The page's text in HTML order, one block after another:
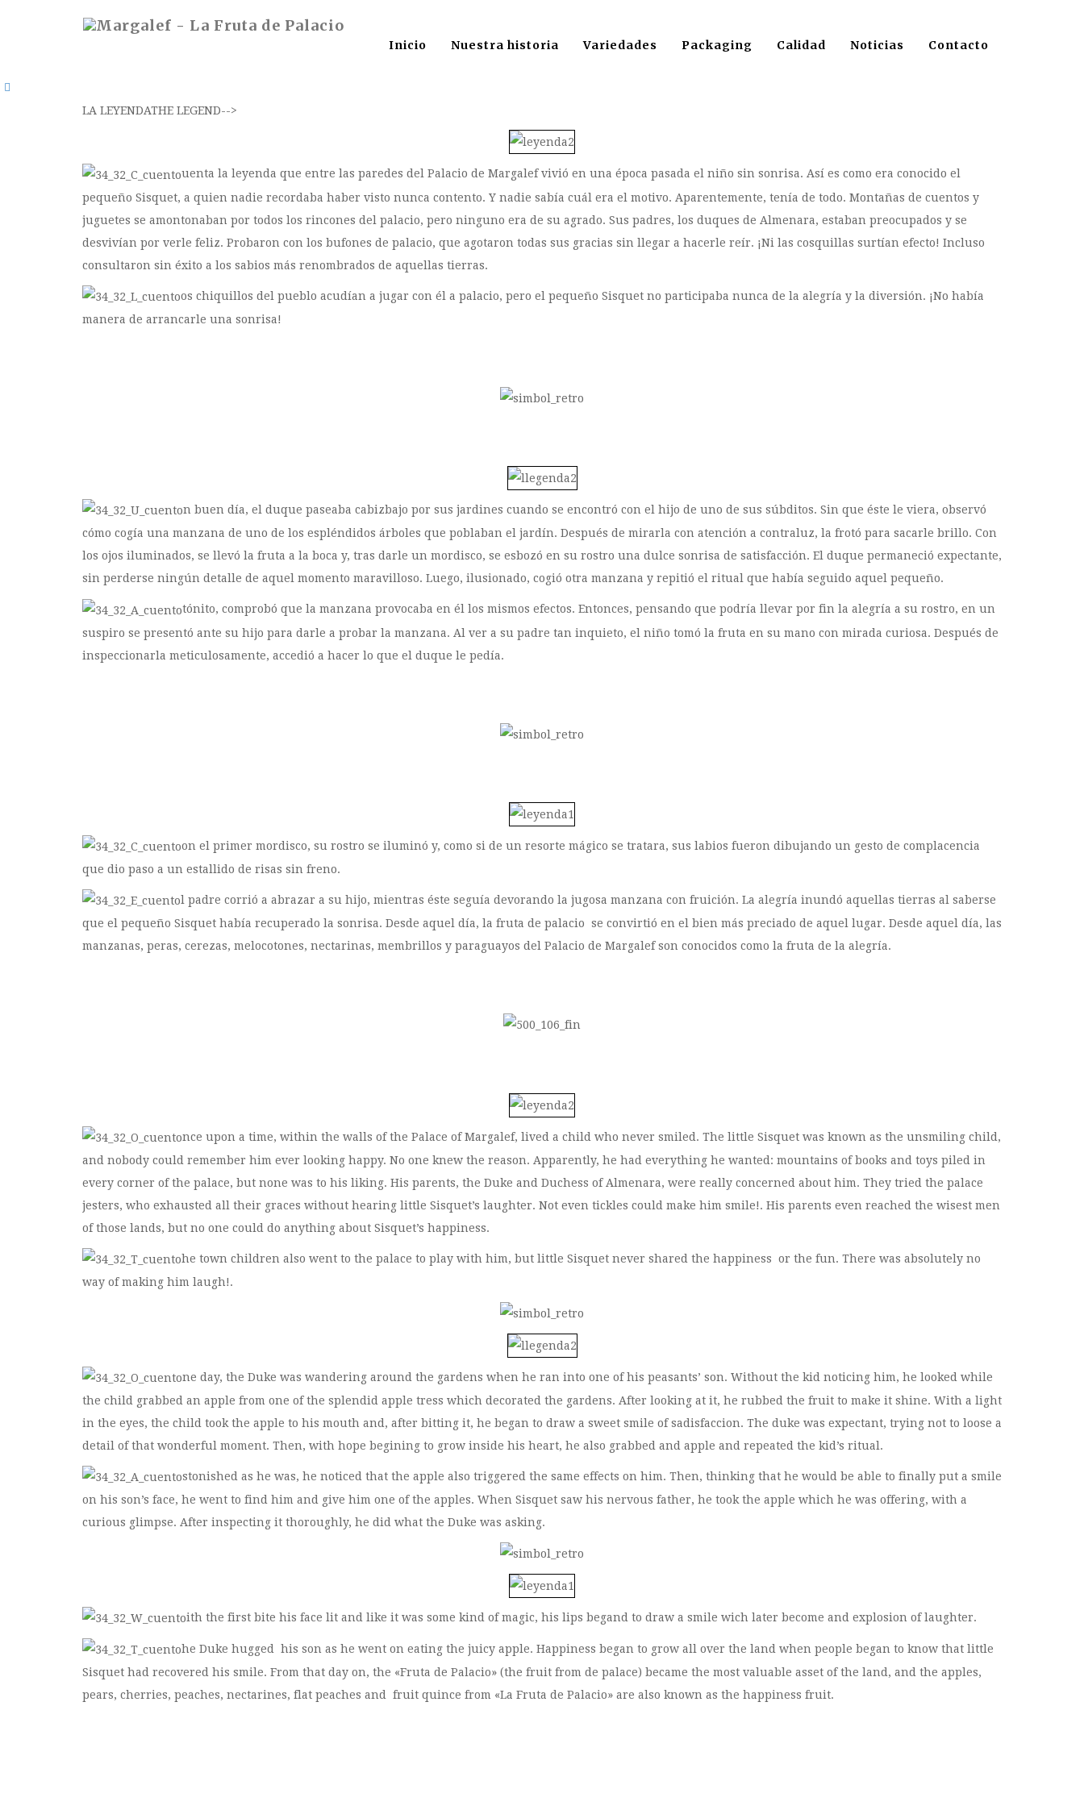
Inicio Nuestra historia Variedades Packaging Calidad Noticias Contacto
LA LEYENDATHE LEGEND-->
uenta la leyenda que entre las paredes del Palacio de Margalef vivió en una época pasada el niño sin sonrisa. Así es como era conocido el
pequeño Sisquet, a quien nadie recordaba haber visto nunca contento. Y nadie sabía cuál era el motivo. Aparentemente, tenía de todo. Montañas de cuentos y
juguetes se amontonaban por todos los rincones del palacio, pero ninguno era de su agrado. Sus padres, los duques de Almenara, estaban preocupados y se
desvivían por verle feliz. Probaron con los bufones de palacio, que agotaron todas sus gracias sin llegar a hacerle reír. ¡Ni las cosquillas surtían efecto! Incluso
consultaron sin éxito a los sabios más renombrados de aquellas tierras.
os chiquillos del pueblo acudían a jugar con él a palacio, pero el pequeño Sisquet no participaba nunca de la alegría y la diversión. ¡No había
manera de arrancarle una sonrisa!
n buen día, el duque paseaba cabizbajo por sus jardines cuando se encontró con el hijo de uno de sus súbditos. Sin que éste le viera, observó
cómo cogía una manzana de uno de los espléndidos árboles que poblaban el jardín. Después de mirarla con atención a contraluz, la frotó para sacarle brillo. Con
los ojos iluminados, se llevó la fruta a la boca y, tras darle un mordisco, se esbozó en su rostro una dulce sonrisa de satisfacción. El duque permaneció expectante,
sin perderse ningún detalle de aquel momento maravilloso. Luego, ilusionado, cogió otra manzana y repitió el ritual que había seguido aquel pequeño.
tónito, comprobó que la manzana provocaba en él los mismos efectos. Entonces, pensando que podría llevar por fin la alegría a su rostro, en un
suspiro se presentó ante su hijo para darle a probar la manzana. Al ver a su padre tan inquieto, el niño tomó la fruta en su mano con mirada curiosa. Después de
inspeccionarla meticulosamente, accedió a hacer lo que el duque le pedía.
on el primer mordisco, su rostro se iluminó y, como si de un resorte mágico se tratara, sus labios fueron dibujando un gesto de complacencia
que dio paso a un estallido de risas sin freno.
l padre corrió a abrazar a su hijo, mientras éste seguía devorando la jugosa manzana con fruición. La alegría inundó aquellas tierras al saberse
que el pequeño Sisquet había recuperado la sonrisa. Desde aquel día, la fruta de palacio se convirtió en el bien más preciado de aquel lugar. Desde aquel día, las
manzanas, peras, cerezas, melocotones, nectarinas, membrillos y paraguayos del Palacio de Margalef son conocidos como la fruta de la alegría.
nce upon a time, within the walls of the Palace of Margalef, lived a child who never smiled. The little Sisquet was known as the unsmiling child,
and nobody could remember him ever looking happy. No one knew the reason. Apparently, he had everything he wanted: mountains of books and toys piled in
every corner of the palace, but none was to his liking. His parents, the Duke and Duchess of Almenara, were really concerned about him. They tried the palace
jesters, who exhausted all their graces without hearing little Sisquet’s laughter. Not even tickles could make him smile!. His parents even reached the wisest men
of those lands, but no one could do anything about Sisquet’s happiness.
he town children also went to the palace to play with him, but little Sisquet never shared the happiness or the fun. There was absolutely no
way of making him laugh!.
ne day, the Duke was wandering around the gardens when he ran into one of his peasants’ son. Without the kid noticing him, he looked while
the child grabbed an apple from one of the splendid apple tress which decorated the gardens. After looking at it, he rubbed the fruit to make it shine. With a light
in the eyes, the child took the apple to his mouth and, after bitting it, he began to draw a sweet smile of sadisfaccion. The duke was expectant, trying not to loose a
detail of that wonderful moment. Then, with hope begining to grow inside his heart, he also grabbed and apple and repeated the kid’s ritual.
stonished as he was, he noticed that the apple also triggered the same effects on him. Then, thinking that he would be able to finally put a smile
on his son’s face, he went to find him and give him one of the apples. When Sisquet saw his nervous father, he took the apple which he was offering, with a
curious glimpse. After inspecting it thoroughly, he did what the Duke was asking.
ith the first bite his face lit and like it was some kind of magic, his lips begand to draw a smile wich later become and explosion of laughter.
he Duke hugged his son as he went on eating the juicy apple. Happiness began to grow all over the land when people began to know that little
Sisquet had recovered his smile. From that day on, the «Fruta de Palacio» (the fruit from de palace) became the most valuable asset of the land, and the apples,
pears, cherries, peaches, nectarines, flat peaches and fruit quince from «La Fruta de Palacio» are also known as the happiness fruit.